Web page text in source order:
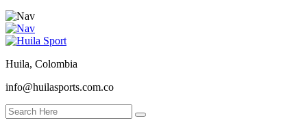
Huila, Colombia
info@huilasports.com.co